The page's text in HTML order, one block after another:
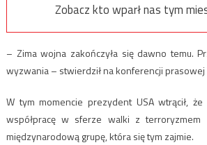
Zobacz kto wparł nas tym
– Zima wojna zakończyła się dawno temu.
wyzwania – stwierdził na konferencji prasowej
W tym momencie prezydent USA wtrącił, że
współpracę w sferze walki z terroryzmem
międzynarodową grupę, która się tym zajmie.